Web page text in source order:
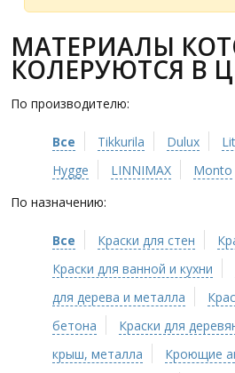
МАТЕРИАЛЫ
КОЛЕРУЮТСЯ В
По производителю:
Все Tikkurila Dulux
Hygge
LINNIMAX
Monto
По назначению:
Все Краски для стен
Краски для ванной и кухни
для дерева и металла
бетона
Краски для
крыш, металла
Кроющие